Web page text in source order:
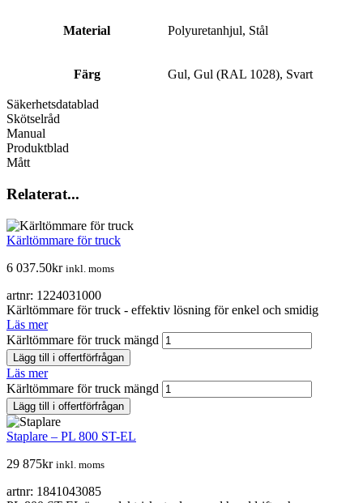
Material Polyuretanhjul, Stål
Färg Gul, Gul (RAL 1028), Svart
Säkerhetsdatablad
Skötselråd
Manual
Produktblad
Mått
Relaterat...
Kärltömmare för truck
6 037.50kr inkl. moms
artnr: 1224031000
Kärltömmare för truck - effektiv lösning för enkel och smidig
Läs mer
Kärltömmare för truck mängd
Lägg till i offertförfrågan
Läs mer
Kärltömmare för truck mängd
Lägg till i offertförfrågan
Staplare – PL 800 ST-EL
29 875kr inkl. moms
artnr: 1841043085